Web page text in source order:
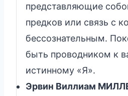
представляющие
предков или связь с
бессознательным.
быть проводником к
истинному «Я».
Эрвин Виллиам